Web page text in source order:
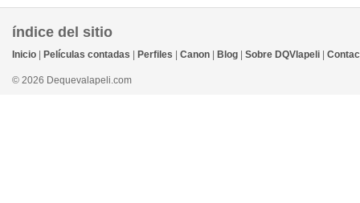
índice del sitio
Inicio Películas contadas Perfiles Canon Blog Sobre DQVlapeli
© 2026 Dequevalapeli.com